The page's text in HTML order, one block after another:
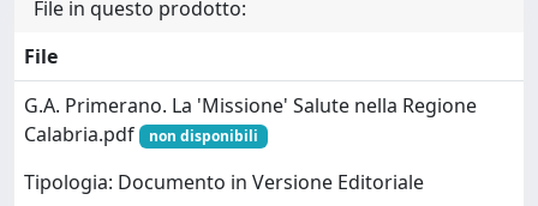
File in questo prodotto:
File
G.A. Primerano. La 'Missione' Salute nella Regione
Calabria.pdf
non disponibili
Tipologia: Documento in Versione Editoriale